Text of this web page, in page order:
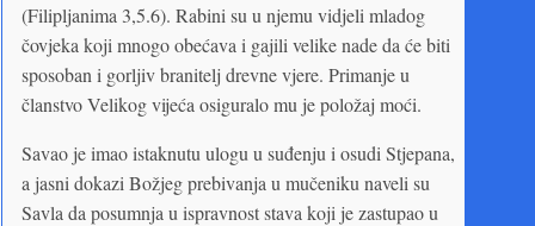
(Filipljanima 3,5.6). Rabini su u njemu vidjeli mladog
čovjeka koji mnogo obećava i gajili velike nade da će biti
sposoban i gorljiv branitelj drevne vjere. Primanje u
članstvo Velikog vijeća osiguralo mu je položaj moći.
Savao je imao istaknutu ulogu u suđenju i osudi Stjepana,
a jasni dokazi Božjeg prebivanja u mučeniku naveli su
Savla da posumnja u ispravnost stava koji je zastupao u